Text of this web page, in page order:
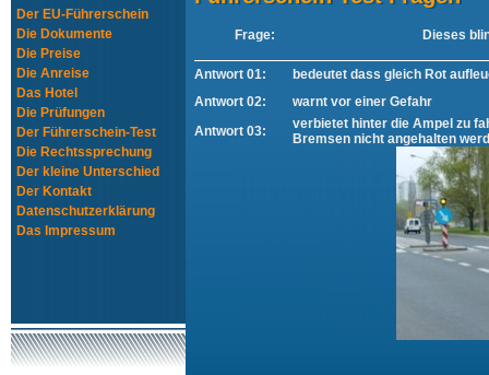
Der EU-Führerschein
Die Dokumente
Die Preise
Die Anreise
Das Hotel
Die Prüfungen
Der Führerschein-Test
Die Rechtssprechung
Der kleine Unterschied
Der Kontakt
Datenschutzerklärung
Das Impressum
Frage: Dieses
Antwort 01:
bedeutet dass gleich Rot
Antwort 02:
warnt vor einer Gefahr
Antwort 03:
verbietet hinter die Ampel zu
Bremsen nicht angehalten